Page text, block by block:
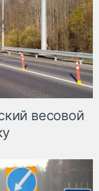
весовой